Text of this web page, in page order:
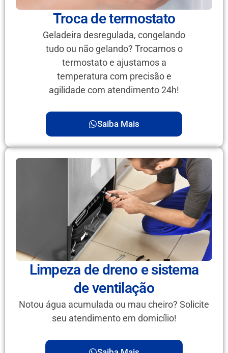
Troca de termostato
Geladeira desregulada, congelando
tudo ou não gelando? Trocamos o
termostato e ajustamos a
temperatura com precisão e
agilidade com atendimento 24h!
Saiba Mais
Limpeza de dreno e sistema
de ventilação
Notou água acumulada ou mau cheiro? Solicite
seu atendimento em domicílio!